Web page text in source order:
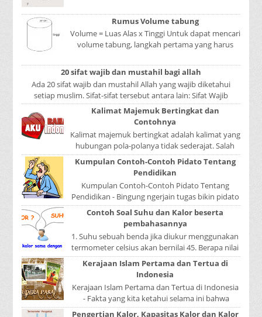
mer...
Rumus Volume tabung
Volume = Luas Alas x Tinggi Untuk dapat mencari
volume tabung, langkah pertama yang harus
tabun...
20 sifat wajib dan mustahil bagi allah
Ada 20 sifat wajib dan mustahil Allah yang wajib diketahui
setiap muslim. Sifat-sifat tersebut antara lain: Sifat Wajib
Tulisan A...
Kalimat Majemuk Bertingkat dan
Contohnya
Kalimat majemuk bertingkat adalah kalimat yang
hubungan pola-polanya tidak sederajat. Salah
satu pola menduduki sebagai induk kalimat, se...
Kumpulan Contoh-Contoh Pidato Tentang
Pendidikan
Kumpulan Contoh-Contoh Pidato Tentang
Pendidikan - Bingung ngerjain tugas bikin pidato
sekolah? Atau sedang nyari kumpulan contoh-
contoh ...
Contoh Soal Suhu dan Kalor beserta
pembahasannya
1. Suhu sebuah benda jika diukur menggunakan
termometer celsius akan bernilai 45. Berapa nilai
yang ditunjukkan oleh termometer Reamur, ...
Kerajaan Islam Pertama dan Tertua di
Indonesia
Kerajaan Islam Pertama dan Tertua di Indonesia
- Fakta yang kita ketahui selama ini bahwa
kerajaan Samudera Pasai merupakan kerajaan ...
Pengertian Kalor, Kapasitas Kalor dan Kalor